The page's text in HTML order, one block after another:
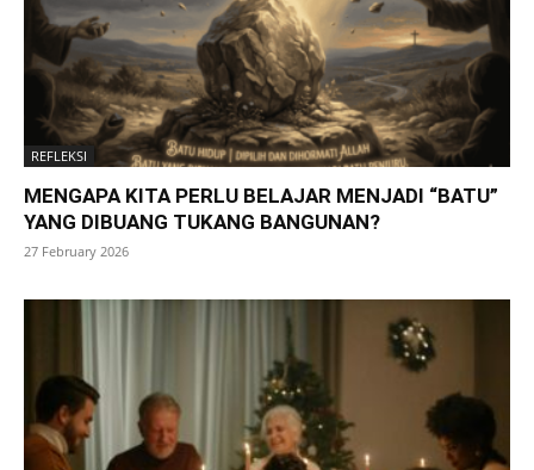
REFLEKSI
MENGAPA KITA PERLU BELAJAR MENJADI “BATU”
YANG DIBUANG TUKANG BANGUNAN?
27 February 2026